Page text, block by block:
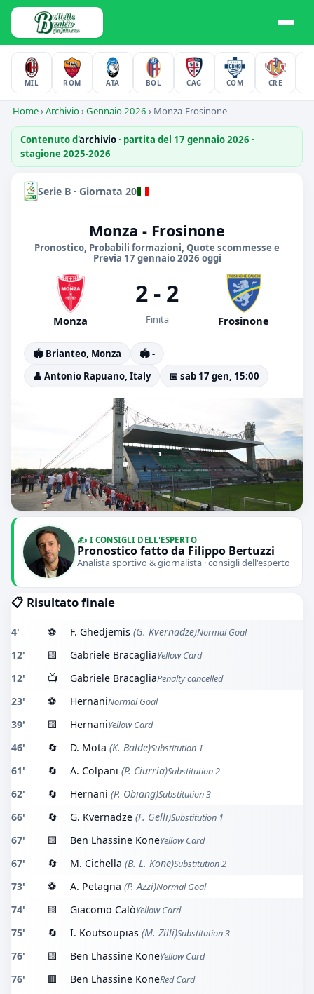
MIL ROM ATA BOL CAG COM CRE
Home›Archivio›Gennaio 2026 › Monza-Frosinone
Contenuto d'archivio· partita del 17 gennaio 2026 ·
stagione 2025-2026
Serie B · Giornata 20
Monza - Frosinone
Pronostico, Probabili formazioni, Quote scommesse e
Previa 17 gennaio 2026 oggi
Monza
2 - 2
Finita Frosinone
🏟️ Brianteo, Monza
🏟️ -
👤 Antonio Rapuano, Italy
📅 sab 17 gen, 15:00
✍️ I CONSIGLI DELL'ESPERTO
Pronostico fatto da Filippo Bertuzzi
Analista sportivo & giornalista · consigli dell'esperto
📋 Risultato finale
4' ⚽ F. Ghedjemis (G. Kvernadze)Normal Goal
12' 🟨 Gabriele BracagliaYellow Card
12' 📺 Gabriele BracagliaPenalty cancelled
23' ⚽ HernaniNormal Goal
39' 🟨 HernaniYellow Card
46' 🔄 D. Mota (K. Balde)Substitution 1
61' 🔄 A. Colpani (P. Ciurria)Substitution 2
62' 🔄 Hernani (P. Obiang)Substitution 3
66' 🔄 G. Kvernadze (F. Gelli)Substitution 1
67' 🟨 Ben Lhassine KoneYellow Card
67' 🔄 M. Cichella (B. L. Kone)Substitution 2
73' ⚽ A. Petagna (P. Azzi)Normal Goal
74' 🟨 Giacomo CalòYellow Card
75' 🔄 I. Koutsoupias (M. Zilli)Substitution 3
76' 🟨 Ben Lhassine KoneYellow Card
76' 🟥 Ben Lhassine KoneRed Card